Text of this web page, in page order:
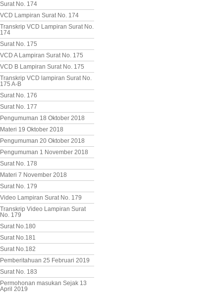
Surat No. 174
VCD Lampiran Surat No. 174
Transkrip VCD Lampiran Surat No.
174
Surat No. 175
VCD A Lampiran Surat No. 175
VCD B Lampiran Surat No. 175
Transkrip VCD lampiran Surat No.
175 A-B
Surat No. 176
Surat No. 177
Pengumuman 18 Oktober 2018
Materi 19 Oktober 2018
Pengumuman 20 Oktober 2018
Pengumuman 1 November 2018
Surat No. 178
Materi 7 November 2018
Surat No. 179
Video Lampiran Surat No. 179
Transkrip Video Lampiran Surat
No. 179
Surat No.180
Surat No.181
Surat No.182
Pemberitahuan 25 Februari 2019
Surat No. 183
Permohonan masukan Sejak 13
April 2019